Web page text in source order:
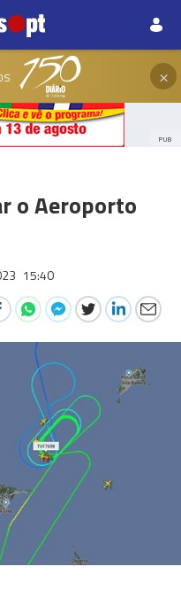
×
PUB
o Aeroporto
15:40